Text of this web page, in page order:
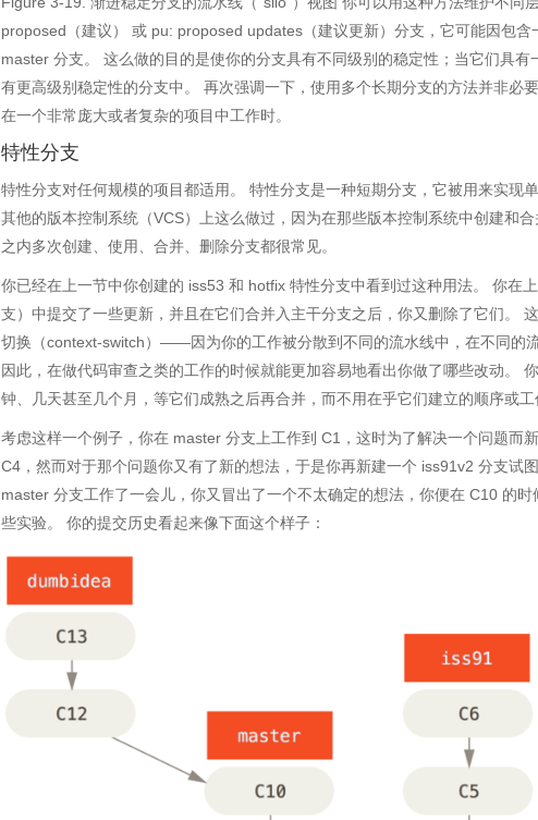
proposed（建议） 或 pu: proposed updates（建议更新）分支，它可能因包
master 分支。 这么做的目的是使你的分支具有不同级别的稳定性；当它们具
有更高级别稳定性的分支中。 再次强调一下，使用多个长期分支的方法并非必
在一个非常庞大或者复杂的项目中工作时。
特性分支
特性分支对任何规模的项目都适用。 特性分支是一种短期分支，它被用来实现
其他的版本控制系统（VCS）上这么做过，因为在那些版本控制系统中创建和
之内多次创建、使用、合并、删除分支都很常见。
你已经在上一节中你创建的 iss53 和 hotfix 特性分支中看到过这种用法。 你在
支）中提交了一些更新，并且在它们合并入主干分支之后，你又删除了它们。
切换（context-switch）——因为你的工作被分散到不同的流水线中，在不同的
因此，在做代码审查之类的工作的时候就能更加容易地看出你做了哪些改动。
钟、几天甚至几个月，等它们成熟之后再合并，而不用在乎它们建立的顺序或工
考虑这样一个例子，你在 master 分支上工作到 C1，这时为了解决一个问题而
C4，然而对于那个问题你又有了新的想法，于是你再新建一个 iss91v2 分支试
master 分支工作了一会儿，你又冒出了一个不太确定的想法，你便在 C10 的
些实验。 你的提交历史看起来像下面这个样子：